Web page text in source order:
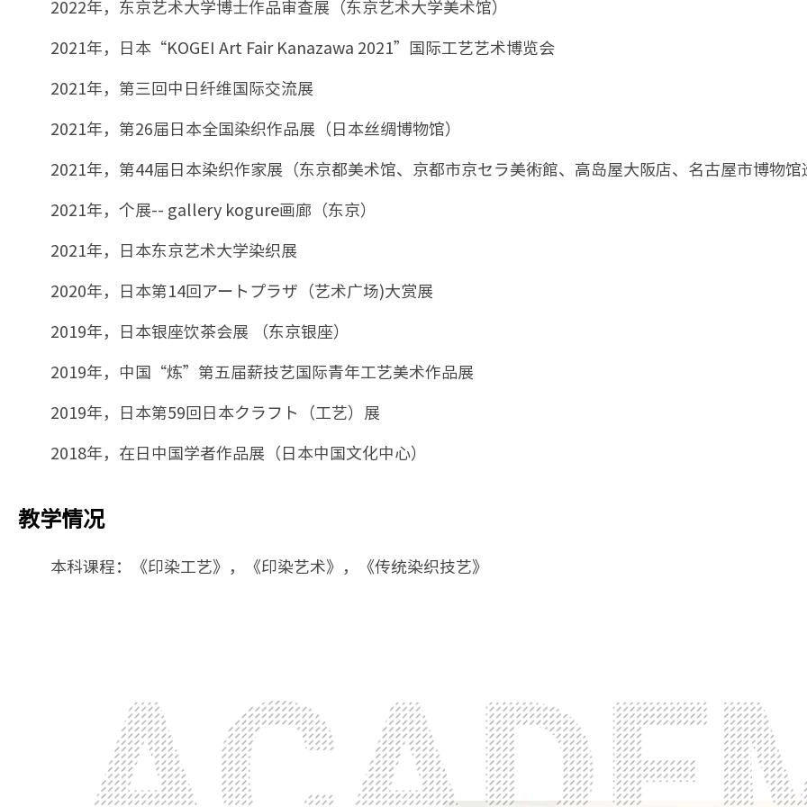
2022年，东京艺术大学博士作品审查展（东京艺术大学美术馆）
2021年，日本“KOGEI Art Fair Kanazawa 2021”国际工艺艺术博览会
2021年，第三回中日纤维国际交流展
2021年，第26届日本全国染织作品展（日本丝绸博物馆）
2021年，第44届日本染织作家展（东京都美术馆、京都市京セラ美術館、高岛屋大阪店、名古屋市博物馆
2021年，个展-- gallery kogure画廊（东京）
2021年，日本东京艺术大学染织展
2020年，日本第14回アートプラザ（艺术广场)大赏展
2019年，日本银座饮茶会展 （东京银座）
2019年，中国“炼”第五届薪技艺国际青年工艺美术作品展
2019年，日本第59回日本クラフト（工艺）展
2018年，在日中国学者作品展（日本中国文化中心）
教学情况
本科课程：《印染工艺》，《印染艺术》，《传统染织技艺》